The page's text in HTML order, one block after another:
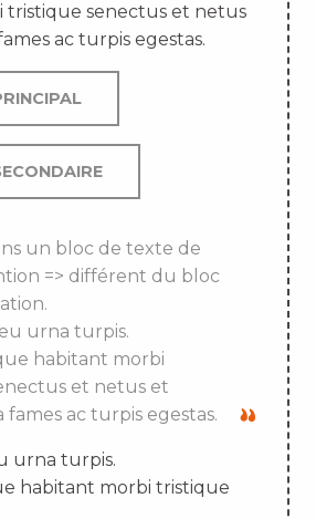
tristique senectus et netus
ac turpis egestas.
un bloc de texte de
=> différent du bloc
urna turpis.
habitant morbi
et netus et
fames ac turpis egestas.
urna turpis.
habitant morbi tristique